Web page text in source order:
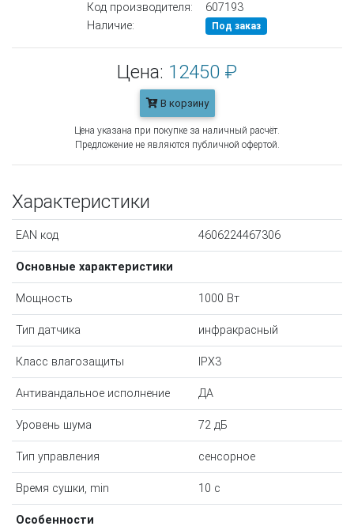
Код производителя:
607193
Наличие:
Под заказ
Цена: 12450 ₽
В корзину
Цена указана при покупке за наличный расчёт.
Предложение не являются публичной офертой.
Характеристики
EAN код 4606224467306
Основные характеристики
Мощность 1000 Вт
Тип датчика инфракрасный
Класс влагозащиты IPX3
Антивандальное исполнение ДА
Уровень шума 72 дБ
Тип управления сенсорное
Время сушки, min 10 с
Особенности